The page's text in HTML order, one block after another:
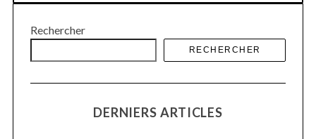
Rechercher
RECHERCHER
DERNIERS ARTICLES